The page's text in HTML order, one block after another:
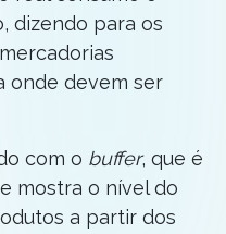
dizendo para os
onde devem ser
com o buffer, que é
mostra o nível do
a partir dos